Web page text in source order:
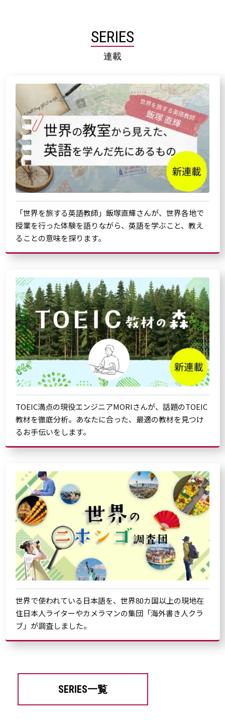
SERIES
連載
「世界を旅する英語教師」飯塚直輝さんが、世界各地で
授業を行った体験を語りながら、英語を学ぶこと、教え
ることの意味を探ります。
TOEIC満点の現役エンジニアMORIさんが、話題のTOEIC
教材を徹底分析。あなたに合った、最適の教材を見つけ
るお手伝いをします。
世界で使われている日本語を、世界80カ国以上の現地在
住日本人ライターやカメラマンの集団「海外書き人クラ
ブ」が調査しました。
SERIES一覧